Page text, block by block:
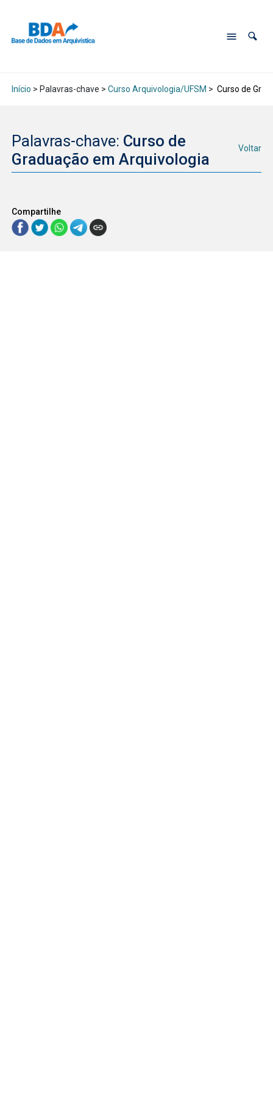
Início > Palavras-chave > Curso Arquivologia/UFSM > Curso de
Palavras-chave: Curso de
Graduação em Arquivologia
Voltar
Compartilhe